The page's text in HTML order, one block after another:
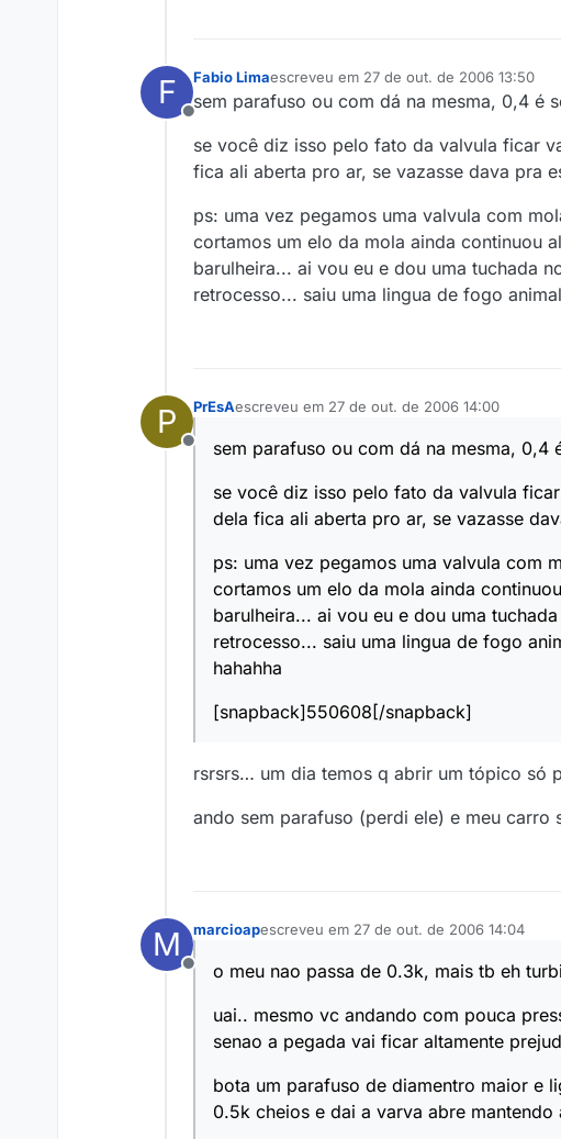
F
Offline
Fabio Limaescreveu em 27 de out. de 2006 13:50
última edição por
sem parafuso ou com dá na mesma, 0,4 é
se você diz isso pelo fato da valvula ficar
fica ali aberta pro ar, se vazasse dava pra
ps: uma vez pegamos uma valvula com
cortamos um elo da mola ainda continuou
barulheira... ai vou eu e dou uma tuchada
retrocesso... saiu uma lingua de fogo
P
Offline
PrEsAescreveu em 27 de out. de 2006 14:00
última edição por
sem parafuso ou com dá na mesma, 0,4
se você diz isso pelo fato da valvula
dela fica ali aberta pro ar, se vazasse
ps: uma vez pegamos uma valvula com
cortamos um elo da mola ainda
barulheira... ai vou eu e dou uma
retrocesso... saiu uma lingua de fogo
hahahha
[snapback]550608[/snapback]
rsrsrs… um dia temos q abrir um tópico só
ando sem parafuso (perdi ele) e meu carro
M
Offline
marcioapescreveu em 27 de out. de 2006 14:04
última edição por
o meu nao passa de 0.3k, mais tb eh
uai.. mesmo vc andando com pouca
senao a pegada vai ficar altamente
bota um parafuso de diamentro maior e
0.5k cheios e dai a varva abre